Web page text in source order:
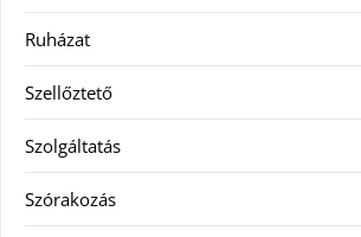
Ruházat
Szellőztető
Szolgáltatás
Szórakozás